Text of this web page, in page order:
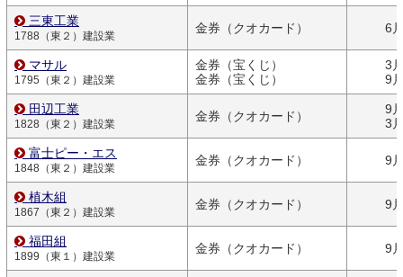
三東工業
1788（東２）建設業
金券（クオカード） 6
マサル
1795（東２）建設業
金券（宝くじ）
金券（宝くじ）
3
9
田辺工業
1828（東２）建設業
金券（クオカード）
9
3
富士ピー・エス
1848（東２）建設業
金券（クオカード） 9
植木組
1867（東２）建設業
金券（クオカード） 9
福田組
1899（東１）建設業
金券（クオカード） 9